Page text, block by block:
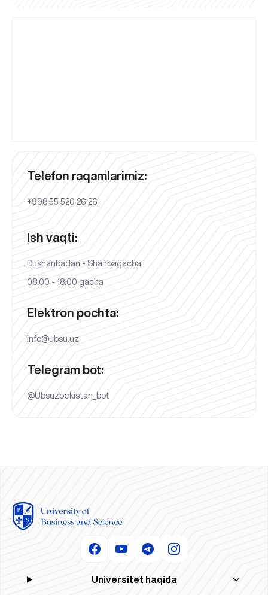
Telefon raqamlarimiz:
+998 55 520 26 26
Ish vaqti:
Dushanbadan - Shanbagacha
08:00 - 18:00 gacha
Elektron pochta:
info@ubsu.uz
Telegram bot:
@Ubsuzbekistan_bot
Universitet haqida